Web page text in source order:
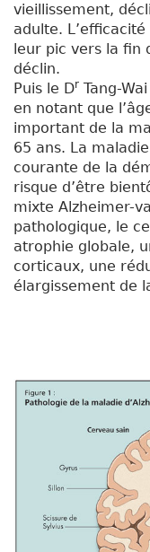
vieillissement,
adulte.
leur pic vers la fin
déclin.
Puis le Dr Tang-
en notant que
important de la
65 ans. La
courante de la
risque d’être
mixte Alzheimer-
pathologique, le
atrophie globale,
corticaux, une
élargissement de